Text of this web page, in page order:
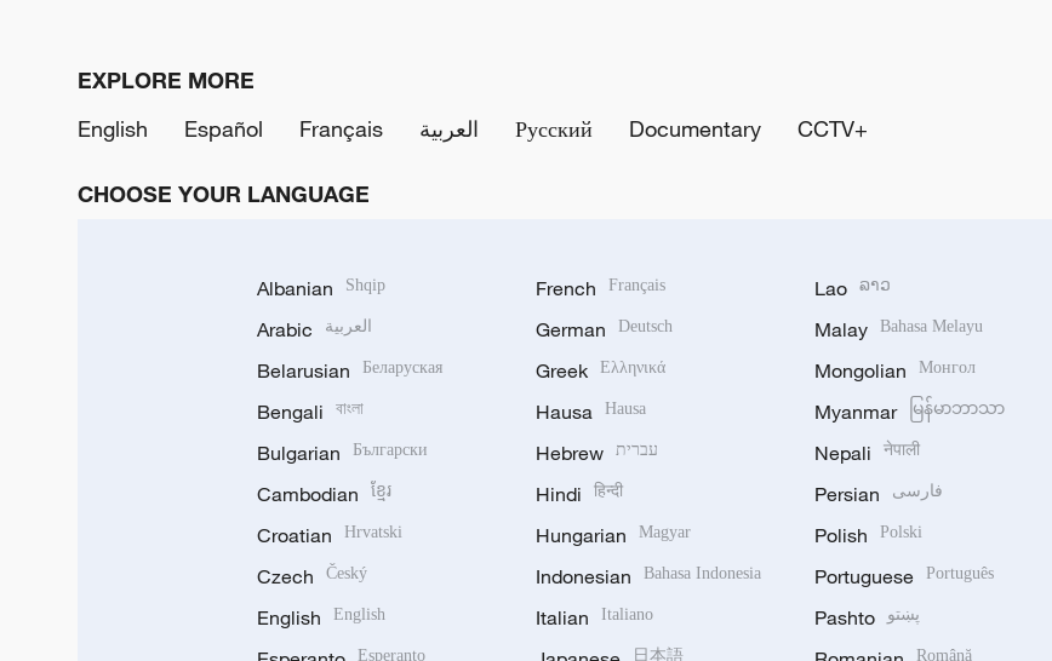
EXPLORE MORE
English
Español Français العربية Русский Documentary CCTV+
CHOOSE YOUR LANGUAGE
Albanian Shqip
Arabic العربية
Belarusian Беларуская
Bengali বাংলা
Bulgarian Български
Cambodian ខ្មែរ
Croatian Hrvatski
Czech Český
English English
Esperanto
French Français
German Deutsch
Greek Ελληνικά
Hausa Hausa
Hebrew עברית
Hindi हिन्दी
Hungarian Magyar
Indonesian Bahasa Indonesia
Italian Italiano
日本語
Lao ລາວ
Malay Bahasa Melayu
Mongolian Монгол
Myanmar မြန်မာဘာသာ
Nepali नेपाली
Persian فارسی
Polish Polski
Portuguese Português
Pashto پښتو
Română